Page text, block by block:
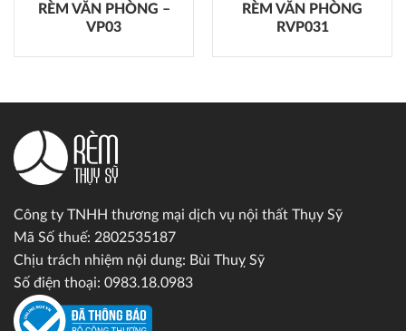
RÈM VĂN PHÒNG –
VP03
RÈM VĂN PHÒNG
RVP031
Công ty TNHH thương mại dịch vụ nội thất Thụy Sỹ
Mã Số thuế: 2802535187
Chịu trách nhiệm nội dung: Bùi Thuỵ Sỹ
Số điện thoại: 0983.18.0983